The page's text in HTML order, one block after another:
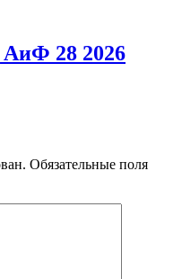
АиФ 28 2026
Обязательные поля